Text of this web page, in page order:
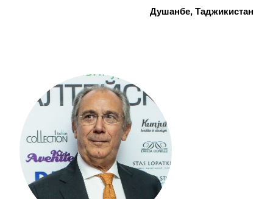
Душанбе, Таджикистан